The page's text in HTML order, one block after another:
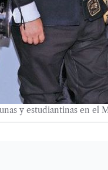
y estudiantinas en el